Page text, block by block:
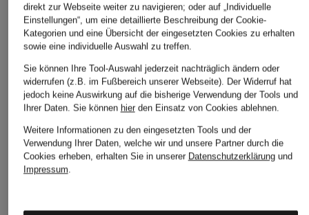
STILVOLLE EMPFEHLUNGEN FÜR SIE
direkt zur Webseite weiter zu navigieren; oder auf „Individuelle
Einstellungen“, um eine detaillierte Beschreibung der Cookie-
Kategorien und eine Übersicht der eingesetzten Cookies zu erhalten
sowie eine individuelle Auswahl zu treffen.
Sie können Ihre Tool-Auswahl jederzeit nachträglich ändern oder
widerrufen (z.B. im Fußbereich unserer Webseite). Der Widerruf hat
jedoch keine Auswirkung auf die bisherige Verwendung der Tools und
Ihrer Daten. Sie können hierden Einsatz von Cookies ablehnen.
Weitere Informationen zu den eingesetzten Tools und der
Verwendung Ihrer Daten, welche wir und unsere Partner durch die
Cookies erheben, erhalten Sie in unserer Datenschutzerklärungund
Impressum.